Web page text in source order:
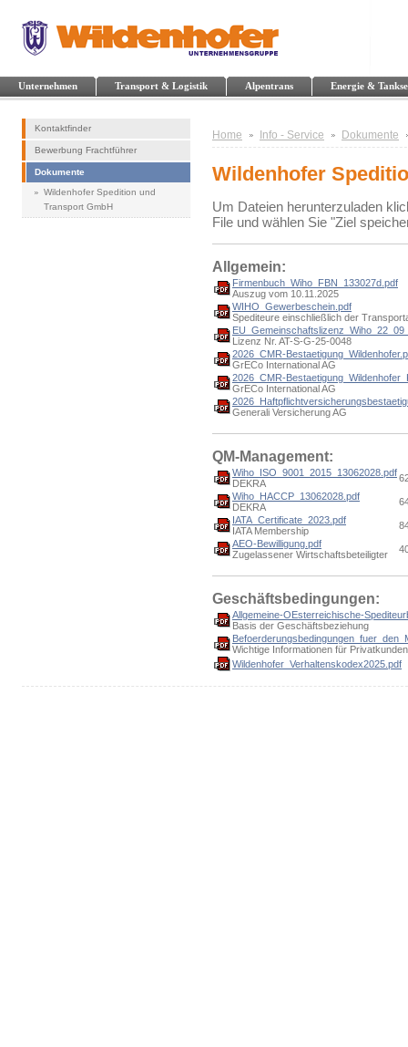
Unternehmen Transport & Logistik Alpentrans Energie &
Kontaktfinder
Bewerbung Frachtführer
Dokumente
Wildenhofer Spedition und
Transport GmbH
Home Info - Service Dokumente
Wildenhofer
Um Dateien herunterzuladen
File und wählen Sie "Ziel
Allgemein:
Firmenbuch_Wiho_FBN_133027d.pdf
Auszug vom 10.11.2025
WIHO_Gewerbeschein.pdf
Spediteure einschließlich der
Lizenz Nr. AT-S-G-25-0048
2026_CMR-
GrECo International AG
2026_CMR-
GrECo International AG
Generali Versicherung AG
QM-Management:
Wiho_ISO_9001_2015_13062028.pdf
DEKRA
Wiho_HACCP_13062028.pdf
DEKRA
IATA_Certificate_2023.pdf
IATA Membership
AEO-Bewilligung.pdf
Zugelassener Wirtschaftsbeteiligter
Geschäftsbedingungen:
Allgemeine-OEsterreichische-
Basis der Geschäftsbeziehung
Wichtige Informationen für Privatkunden
Wildenhofer_Verhaltenskodex2025.pdf